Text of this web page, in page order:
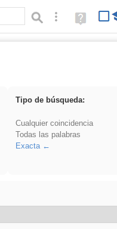
Búsqueda avanzada
Ayuda
(en
Tipo de búsqueda:
Cualquier coincidencia
Todas las palabras
Exacta